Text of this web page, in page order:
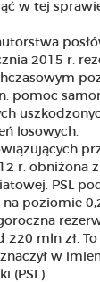
w tej
2015 r.
pomoc
losowych.
r. obniżona
PSL
na poziomie
220 mln zł.
w
(PSL).